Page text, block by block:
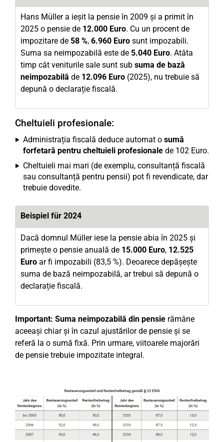
Hans Müller a ieșit la pensie în 2009 și a primit în
2025 o pensie de 12.000 Euro. Cu un procent de
impozitare de 58 %, 6.960 Euro sunt impozabili.
Suma sa neimpozabilă este de 5.040 Euro. Atâta
timp cât veniturile sale sunt sub suma de bază
neimpozabilă de 12.096 Euro (2025), nu trebuie să
depună o declarație fiscală.
Cheltuieli profesionale:
Administrația fiscală deduce automat o sumă
forfetară pentru cheltuieli profesionale de 102 Euro.
Cheltuieli mai mari (de exemplu, consultanță fiscală
sau consultanță pentru pensii) pot fi revendicate, dar
trebuie dovedite.
Beispiel für 2024
Dacă domnul Müller iese la pensie abia în 2025 și
primește o pensie anuală de 15.000 Euro, 12.525
Euro ar fi impozabili (83,5 %). Deoarece depășește
suma de bază neimpozabilă, ar trebui să depună o
declarație fiscală.
Important: Suma neimpozabilă din pensie rămâne
aceeași chiar și în cazul ajustărilor de pensie și se
referă la o sumă fixă. Prin urmare, viitoarele majorări
de pensie trebuie impozitate integral.